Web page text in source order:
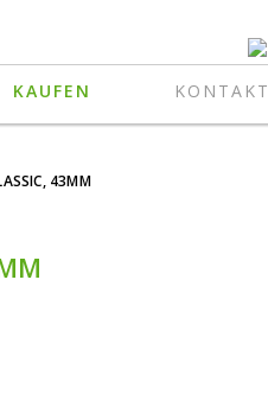
KAUFEN KONTAKT
43MM